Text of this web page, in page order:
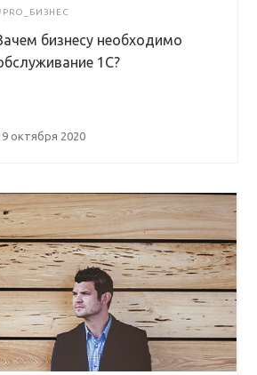
бизнесу необходимо
1С?
октября 2020